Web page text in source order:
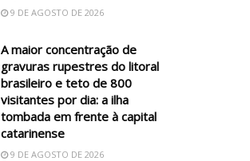
9 DE AGOSTO DE 2026
A maior concentração de
gravuras rupestres do litoral
brasileiro e teto de 800
visitantes por dia: a ilha
tombada em frente à capital
catarinense
9 DE AGOSTO DE 2026